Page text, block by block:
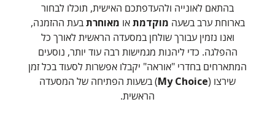
בהתאם לאונייה ולהעדפתכם האישית, תוכלו לבחור
בארוחת ערב בשעה מוקדמתאו מאוחרתבעת ההזמנה,
ואנו נזמין עבורך שולחן במסעדה הראשית לאורך כל
ההפלגה. כדי ליהנות מגמישות רבה עוד יותר, נוסעים
המתארחים בחדרי "אוראה" יקבלו אפשרות לסעוד בכל זמן
שירצו (My Choice) בשעות הפתיחה של המסעדה
הראשית.